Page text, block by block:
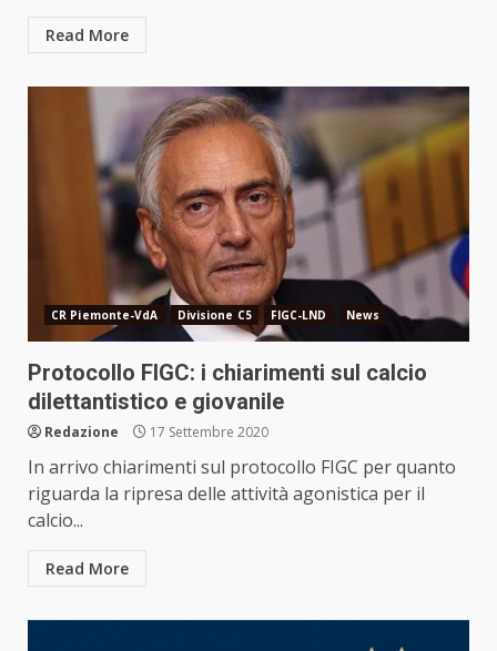
Read More
CR Piemonte-VdA Divisione C5 FIGC-LND News
Protocollo FIGC: i chiarimenti sul calcio
dilettantistico e giovanile
Redazione 17 Settembre 2020
In arrivo chiarimenti sul protocollo FIGC per quanto
riguarda la ripresa delle attività agonistica per il
calcio...
Read More